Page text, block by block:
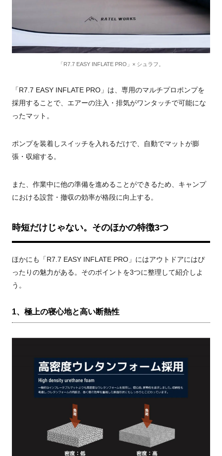
「R7.7 EASY INFLATE PRO」× シュラフ。
「R7.7 EASY INFLATE PRO」は、専用のマルチプロポンプを
採用することで、エアーの注入・排気がワンタッチで可能にな
ったマット。
ポンプを装着しスイッチを入れるだけで、自動でマットが膨
張・収縮する。
また、作業中に他の準備を進めることができるため、キャンプ
における設営・撤収の効率が格段に向上する。
時短だけじゃない。そのほかの特徴3つ
ほかにも「R7.7 EASY INFLATE PRO」にはアウトドアにはぴ
ったりの魅力がある。そのポイントを3つに整理して紹介しよ
う。
1、極上の寝心地と高い断熱性